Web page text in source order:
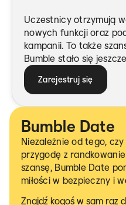
Uczestnicy otrzymują
nowych funkcji oraz
kampanii. To także
Bumble stało się
Zarejestruj się
Bumble Date
Niezależnie od tego,
przygodę z
szansę, Bumble Date
miłości w bezpieczny i
Znajdź kogoś w sam raz